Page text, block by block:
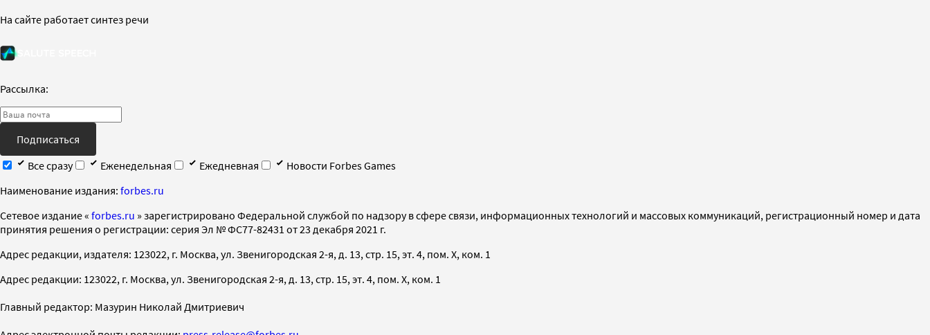
На сайте работает синтез речи
Рассылка:
Подписаться
Все сразу
Еженедельная Ежедневная
Новости Forbes Games
Наименование издания: forbes.ru
Cетевое издание « forbes.ru » зарегистрировано Федеральной службой по надзору в сфере связи, информационных технологий и массовых коммуникаций, регистрационный номер и дата
принятия решения о регистрации: серия Эл № ФС77-82431 от 23 декабря 2021 г.
Адрес редакции, издателя: 123022, г. Москва, ул. Звенигородская 2-я, д. 13, стр. 15, эт. 4, пом. X, ком. 1
Адрес редакции: 123022, г. Москва, ул. Звенигородская 2-я, д. 13, стр. 15, эт. 4, пом. X, ком. 1
Главный редактор: Мазурин Николай Дмитриевич